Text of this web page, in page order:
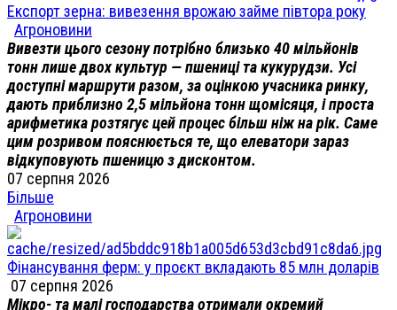
Експорт зерна: вивезення врожаю займе півтора року
Агроновини
Вивезти цього сезону потрібно близько 40 мільйонів
тонн лише двох культур — пшениці та кукурудзи. Усі
доступні маршрути разом, за оцінкою учасника ринку,
дають приблизно 2,5 мільйона тонн щомісяця, і проста
арифметика розтягує цей процес більш ніж на рік. Саме
цим розривом пояснюється те, що елеватори зараз
відкуповують пшеницю з дисконтом.
07 серпня 2026
Більше
Агроновини
Фінансування ферм: у проєкт вкладають 85 млн доларів
07 серпня 2026
Мікро- та малі господарства отримали окремий